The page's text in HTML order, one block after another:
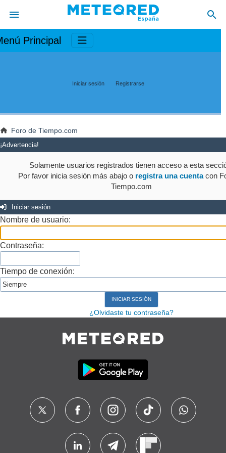
Principal
Iniciar sesión Registrarse
Foro de Tiempo.com
¡Advertencia!
Solamente usuarios registrados tienen acceso a esta
Por favor inicia sesión más abajo o registra una cuentacon
Tiempo.com
Iniciar sesión
Nombre de usuario:
Contraseña:
Tiempo de conexión:
¿Olvidaste tu contraseña?